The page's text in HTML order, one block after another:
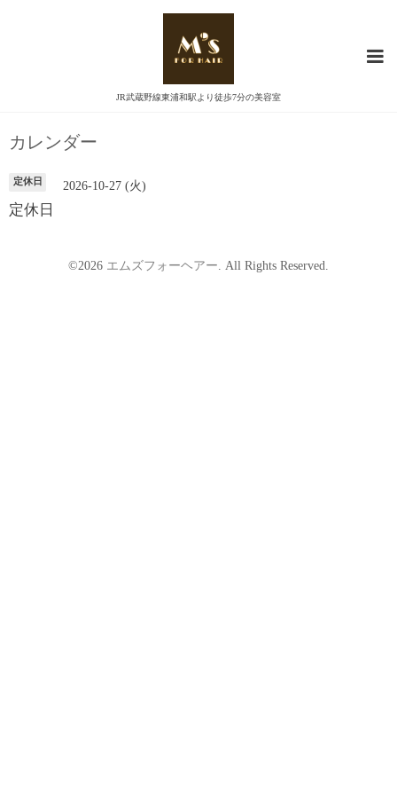
JR武蔵野線東浦和駅より徒歩7分の美容室
カレンダー
定休日 2026-10-27 (火)
定休日
©2026 エムズフォーヘアー . All Rights Reserved.